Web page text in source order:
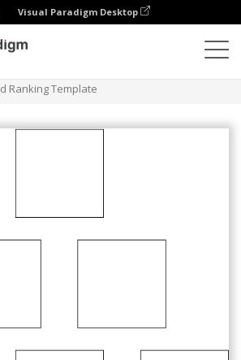
Visual Paradigm Desktop
Ranking Template